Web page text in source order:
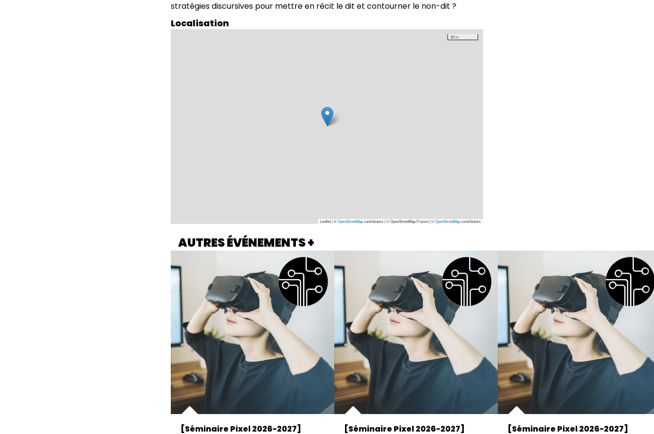
stratégies discursives pour mettre en récit le dit et contourner le non-dit ?
Localisation
50 m
Leaflet | ©OpenStreetMapcontributors|© OpenStreetMap France | ©OpenStreetMapcontributors
AUTRES ÉVÉNEMENTS +
[Séminaire Pixel 2026-2027] [Séminaire Pixel 2026-2027] [Séminaire Pixel 2026-2027]